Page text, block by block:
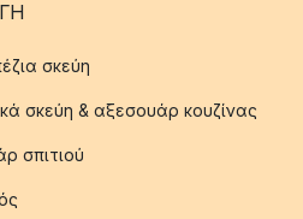
σκεύη
σκεύη & αξεσουάρ κουζίνας
σπιτιού